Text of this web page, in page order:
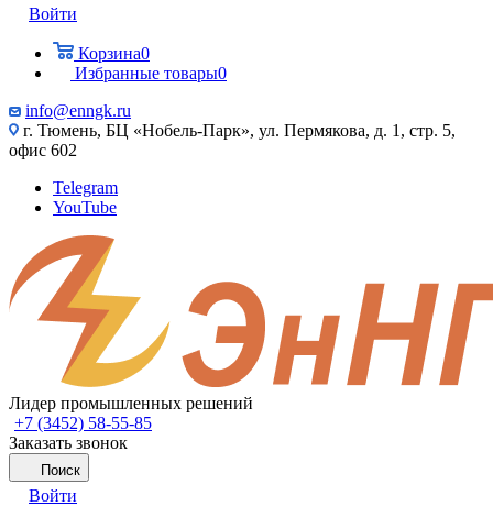
Войти
Корзина0
Избранные товары0
info@enngk.ru
г. Тюмень, БЦ «Нобель-Парк», ул. Пермякова, д. 1, стр. 5,
офис 602
Telegram
YouTube
Лидер промышленных решений
+7 (3452) 58-55-85
Заказать звонок
Поиск
Войти